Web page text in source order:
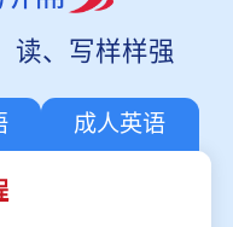
读、写样样强
成人英语